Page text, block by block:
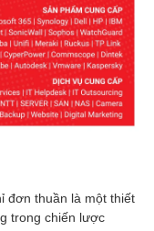
đơn thuần là một thiết
trong chiến lược